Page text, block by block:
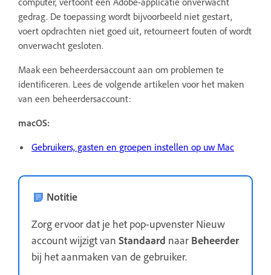
gedrag. De toepassing wordt bijvoorbeeld niet gestart,
voert opdrachten niet goed uit, retourneert fouten of wordt
onverwacht gesloten.
Maak een beheerdersaccount aan om problemen te
identificeren. Lees de volgende artikelen voor het maken
van een beheerdersaccount:
macOS:
Gebruikers, gasten en groepen instellen op uw Mac
Notitie
Zorg ervoor dat je het pop-upvenster Nieuw
account wijzigt van Standaard naar Beheerder
bij het aanmaken van de gebruiker.